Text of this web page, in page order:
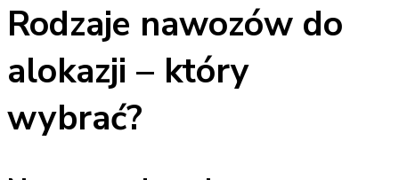
Rodzaje nawozów do
alokazji – który
wybrać?